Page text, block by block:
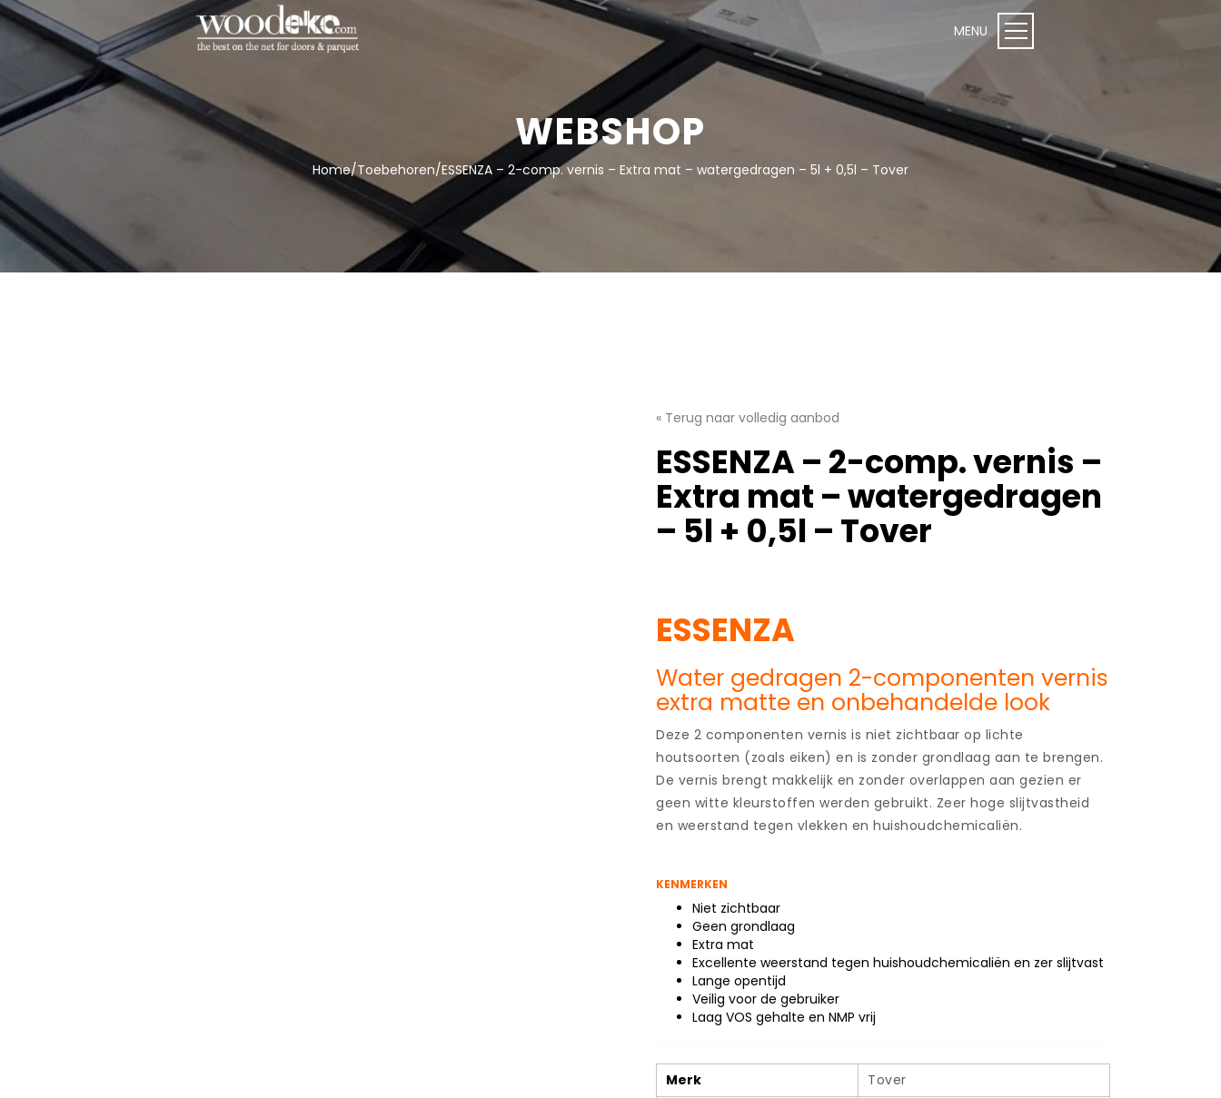
WEBSHOP
Home/Toebehoren/ESSENZA – 2-comp. vernis – Extra mat – watergedragen – 5l + 0,5l – Tover
« Terug naar volledig aanbod
ESSENZA – 2-comp. vernis –
Extra mat – watergedragen
– 5l + 0,5l – Tover
ESSENZA
Water gedragen 2-componenten vernis
extra matte en onbehandelde look
Deze 2 componenten vernis is niet zichtbaar op lichte
houtsoorten (zoals eiken) en is zonder grondlaag aan te brengen.
De vernis brengt makkelijk en zonder overlappen aan gezien er
geen witte kleurstoffen werden gebruikt. Zeer hoge slijtvastheid
en weerstand tegen vlekken en huishoudchemicaliën.
KENMERKEN
Niet zichtbaar
Geen grondlaag
Extra mat
Excellente weerstand tegen huishoudchemicaliën en zer slijtvast
Lange opentijd
Veilig voor de gebruiker
Laag VOS gehalte en NMP vrij
Merk
Tover